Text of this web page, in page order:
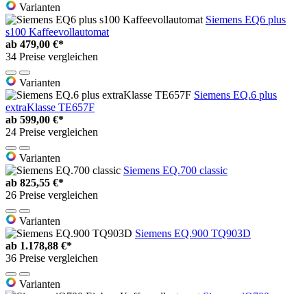
Varianten
Siemens EQ6 plus
s100 Kaffeevollautomat
ab 479,00 €*
34 Preise vergleichen
Varianten
Siemens EQ.6 plus
extraKlasse TE657F
ab 599,00 €*
24 Preise vergleichen
Varianten
Siemens EQ.700 classic
ab 825,55 €*
26 Preise vergleichen
Varianten
Siemens EQ.900 TQ903D
ab 1.178,88 €*
36 Preise vergleichen
Varianten